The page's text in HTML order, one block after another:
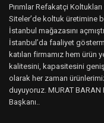
Pırımlar Refakatçi
Siteler’de koltuk üretimine
İstanbul mağazasını
İstanbul’da faaliyet
katılan firmamız hem ürün
kalitesini, kapasitesini
olarak her zaman
duyuyoruz. MURAT BARAN
Başkanı..